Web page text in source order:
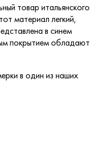
товар итальянского
материал легкий,
в синем
покрытием обладают
в один из наших